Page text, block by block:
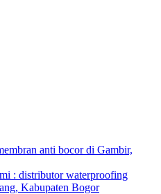
anti bocor di Gambir,
: distributor waterproofing
Kabupaten Bogor